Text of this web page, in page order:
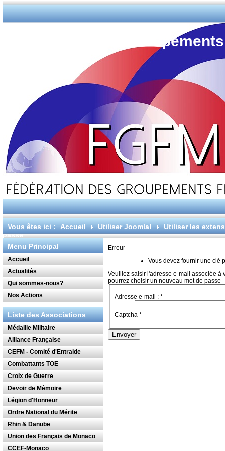
Fédération des
Vous êtes ici : Accueil Utiliser Joomla!
Utiliser les
passe
Menu Principal
Accueil
Actualités
Qui sommes-nous?
Nos Actions
Liste des Associations
Médaille Militaire
Alliance Française
CEFM - Comité d'Entraide
Combattants TOE
Croix de Guerre
Devoir de Mémoire
Légion d'Honneur
Ordre National du Mérite
Rhin & Danube
Union des Français de Monaco
CCEF-Monaco
Erreur
Vous devez fournir une clé
Veuillez saisir l'adresse e-mail associée à
pourrez choisir un nouveau mot de passe
Adresse e-mail : *
Captcha *
Envoyer